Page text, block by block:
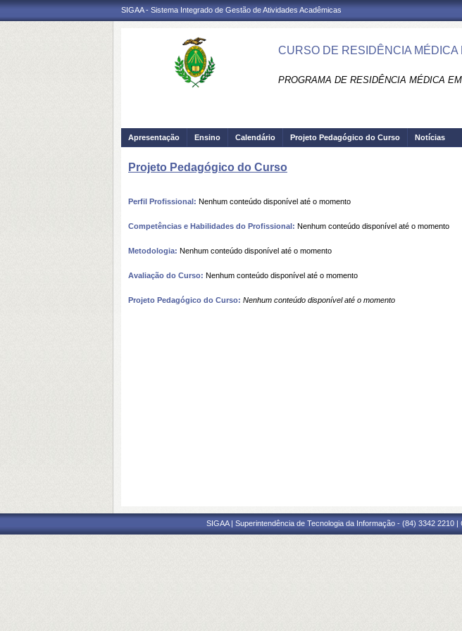
SIGAA - Sistema Integrado de Gestão de Atividades Acadêmicas
CURSO DE RESIDÊNCIA
PROGRAMA DE RESIDÊNCIA MÉDICA
Apresentação Ensino Calendário Projeto Pedagógico do Curso Notícias
Projeto Pedagógico do Curso
Perfil Profissional: Nenhum conteúdo disponível até o momento
Competências e Habilidades do Profissional: Nenhum conteúdo disponível até o momento
Metodologia: Nenhum conteúdo disponível até o momento
Avaliação do Curso: Nenhum conteúdo disponível até o momento
Projeto Pedagógico do Curso: Nenhum conteúdo disponível até o momento
SIGAA | Superintendência de Tecnologia da Informação - (84) 3342